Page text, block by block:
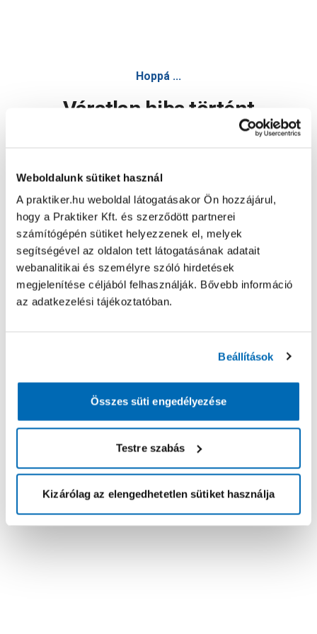
Weboldalunk sütiket használ
A praktiker.hu weboldal látogatásakor Ön hozzájárul,
hogy a Praktiker Kft. és szerződött partnerei
számítógépén sütiket helyezzenek el, melyek
segítségével az oldalon tett látogatásának adatait
webanalitikai és személyre szóló hirdetések
megjelenítése céljából felhasználják. Bővebb információ
az adatkezelési tájékoztatóban.
Beállítások
Összes süti engedélyezése
Testre szabás
Kizárólag az elengedhetetlen sütiket használja
Hoppá ...
Váratlan hiba történt
Oldal újratöltése